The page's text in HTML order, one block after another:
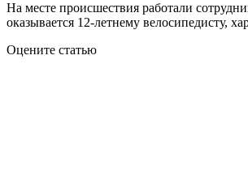
На месте происшествия работали
оказывается 12-летнему велосипедисту,
Оцените статью